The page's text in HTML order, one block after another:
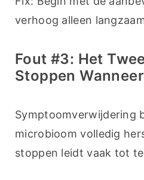
verhoog alleen
Fout #3: Het
Stoppen
Symptoomverwijdering
microbioom volledig
stoppen leidt vaak tot